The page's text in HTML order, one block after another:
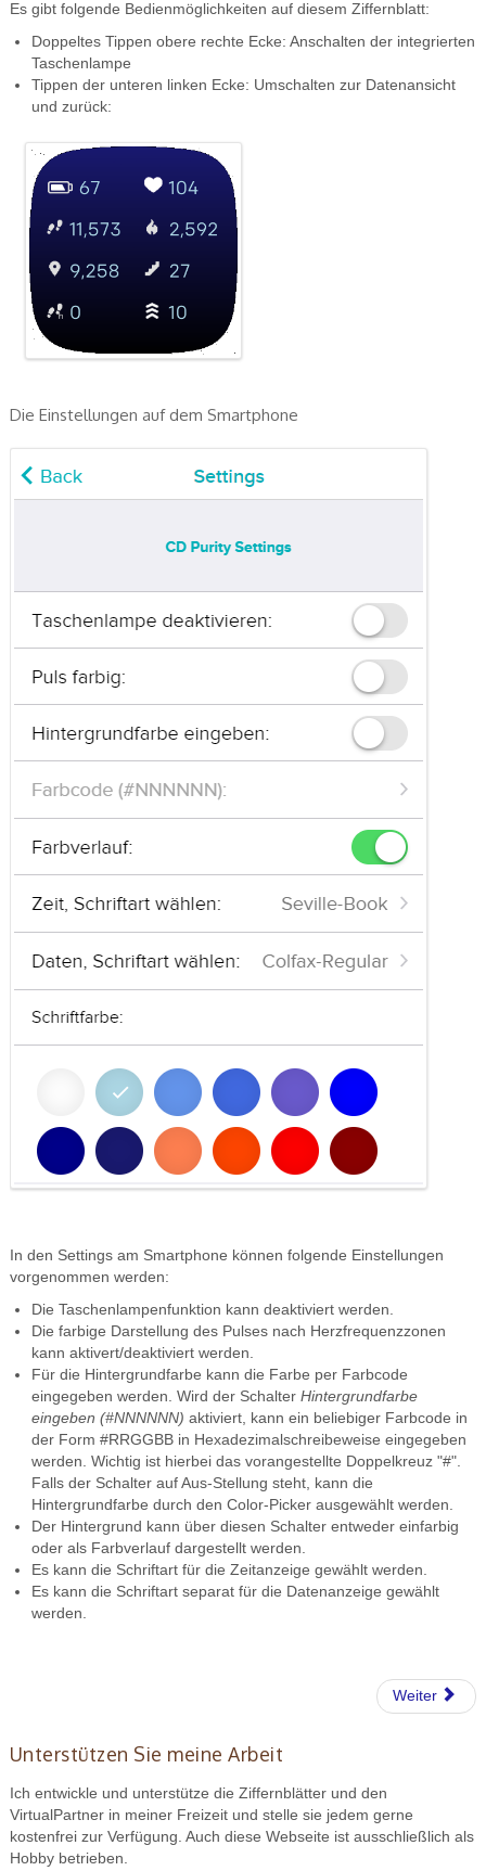
Es gibt folgende Bedienmöglichkeiten auf diesem Ziffernblatt:
Doppeltes Tippen obere rechte Ecke: Anschalten der integrierten
Taschenlampe
Tippen der unteren linken Ecke: Umschalten zur Datenansicht
und zurück:
Die Einstellungen auf dem Smartphone
In den Settings am Smartphone können folgende Einstellungen
vorgenommen werden:
Die Taschenlampenfunktion kann deaktiviert werden.
Die farbige Darstellung des Pulses nach Herzfrequenzzonen
kann aktivert/deaktiviert werden.
Für die Hintergrundfarbe kann die Farbe per Farbcode
eingegeben werden. Wird der Schalter Hintergrundfarbe
eingeben (#NNNNNN) aktiviert, kann ein beliebiger Farbcode in
der Form #RRGGBB in Hexadezimalschreibeweise eingegeben
werden. Wichtig ist hierbei das vorangestellte Doppelkreuz "#".
Falls der Schalter auf Aus-Stellung steht, kann die
Hintergrundfarbe durch den Color-Picker ausgewählt werden.
Der Hintergrund kann über diesen Schalter entweder einfarbig
oder als Farbverlauf dargestellt werden.
Es kann die Schriftart für die Zeitanzeige gewählt werden.
Es kann die Schriftart separat für die Datenanzeige gewählt
werden.
Weiter
Unterstützen Sie meine Arbeit
Ich entwickle und unterstütze die Ziffernblätter und den
VirtualPartner in meiner Freizeit und stelle sie jedem gerne
kostenfrei zur Verfügung. Auch diese Webseite ist ausschließlich als
Hobby betrieben.